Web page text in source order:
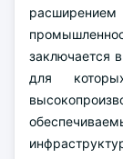
расширением
заключается
для